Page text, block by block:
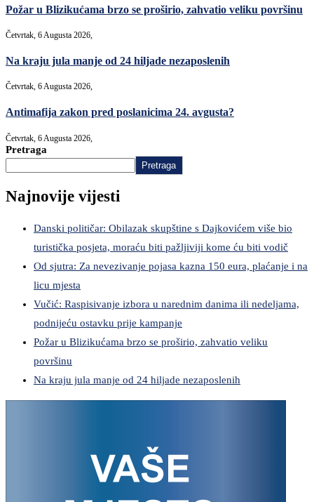
Požar u Blizikućama brzo se proširio, zahvatio veliku površinu
Četvrtak, 6 Augusta 2026,
Na kraju jula manje od 24 hiljade nezaposlenih
Četvrtak, 6 Augusta 2026,
Antimafija zakon pred poslanicima 24. avgusta?
Četvrtak, 6 Augusta 2026,
Pretraga
Pretraga
Najnovije vijesti
Danski političar: Obilazak skupštine s Dajkovićem više bio
turistička posjeta, moraću biti pažljiviji kome ću biti vodič
Od sjutra: Za nevezivanje pojasa kazna 150 eura, plaćanje i na
licu mjesta
Vučić: Raspisivanje izbora u narednim danima ili nedeljama,
podnijeću ostavku prije kampanje
Požar u Blizikućama brzo se proširio, zahvatio veliku
površinu
Na kraju jula manje od 24 hiljade nezaposlenih